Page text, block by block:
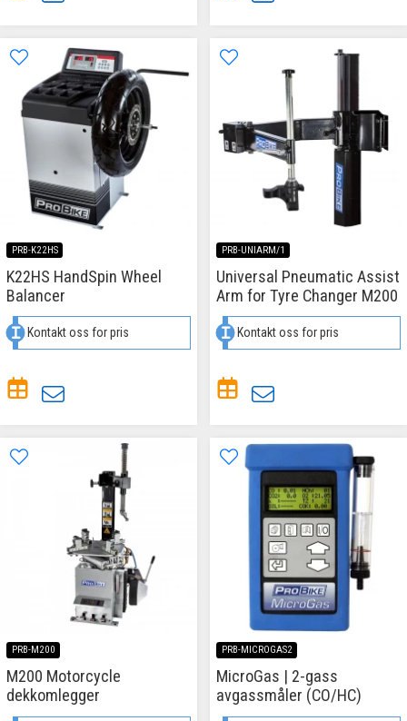
PRB-K22HS
K22HS HandSpin Wheel
Balancer
Kontakt oss for pris
PRB-UNIARM/1
Universal Pneumatic Assist
Arm for Tyre Changer M200
Kontakt oss for pris
PRB-M200
M200 Motorcycle
dekkomlegger
PRB-MICROGAS2
MicroGas | 2-gass
avgassmåler (CO/HC)